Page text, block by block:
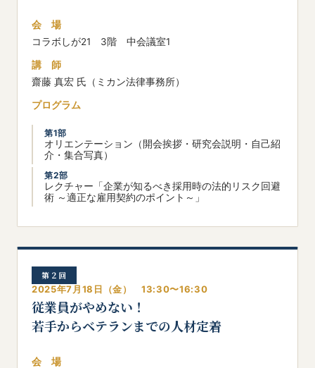
会 場
コラボしが21 3階 中会議室1
講 師
齋藤 真宏 氏（ミカン法律事務所）
プログラム
第1部
オリエンテーション（開会挨拶・研究会説明・自己紹
介・集合写真）
第2部
レクチャー「企業が知るべき採用時の法的リスク回避
術 ～適正な雇用契約のポイント～」
第２回
2025年7月18日（金） 13:30〜16:30
従業員がやめない！
若手からベテランまでの人材定着
会 場